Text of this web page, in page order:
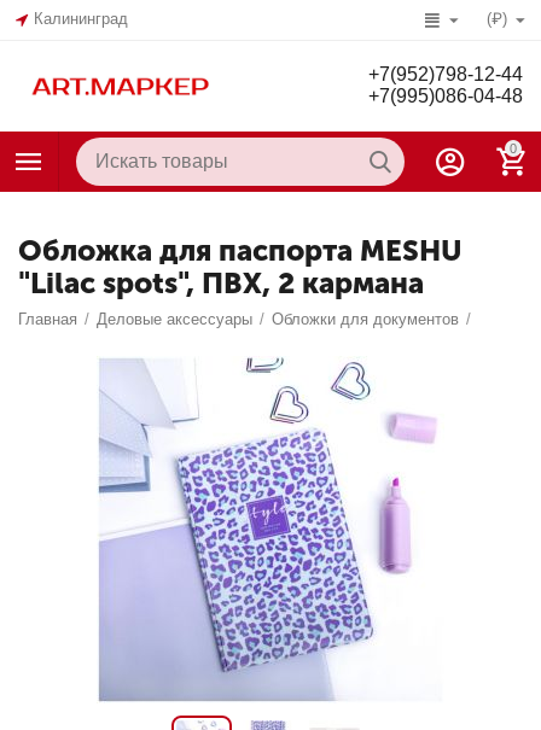
Калининград (₽)
+7(952)798-12-44
+7(995)086-04-48
0
Обложка для паспорта MESHU
"Lilac spots", ПВХ, 2 кармана
Главная / Деловые аксессуары / Обложки для документов /